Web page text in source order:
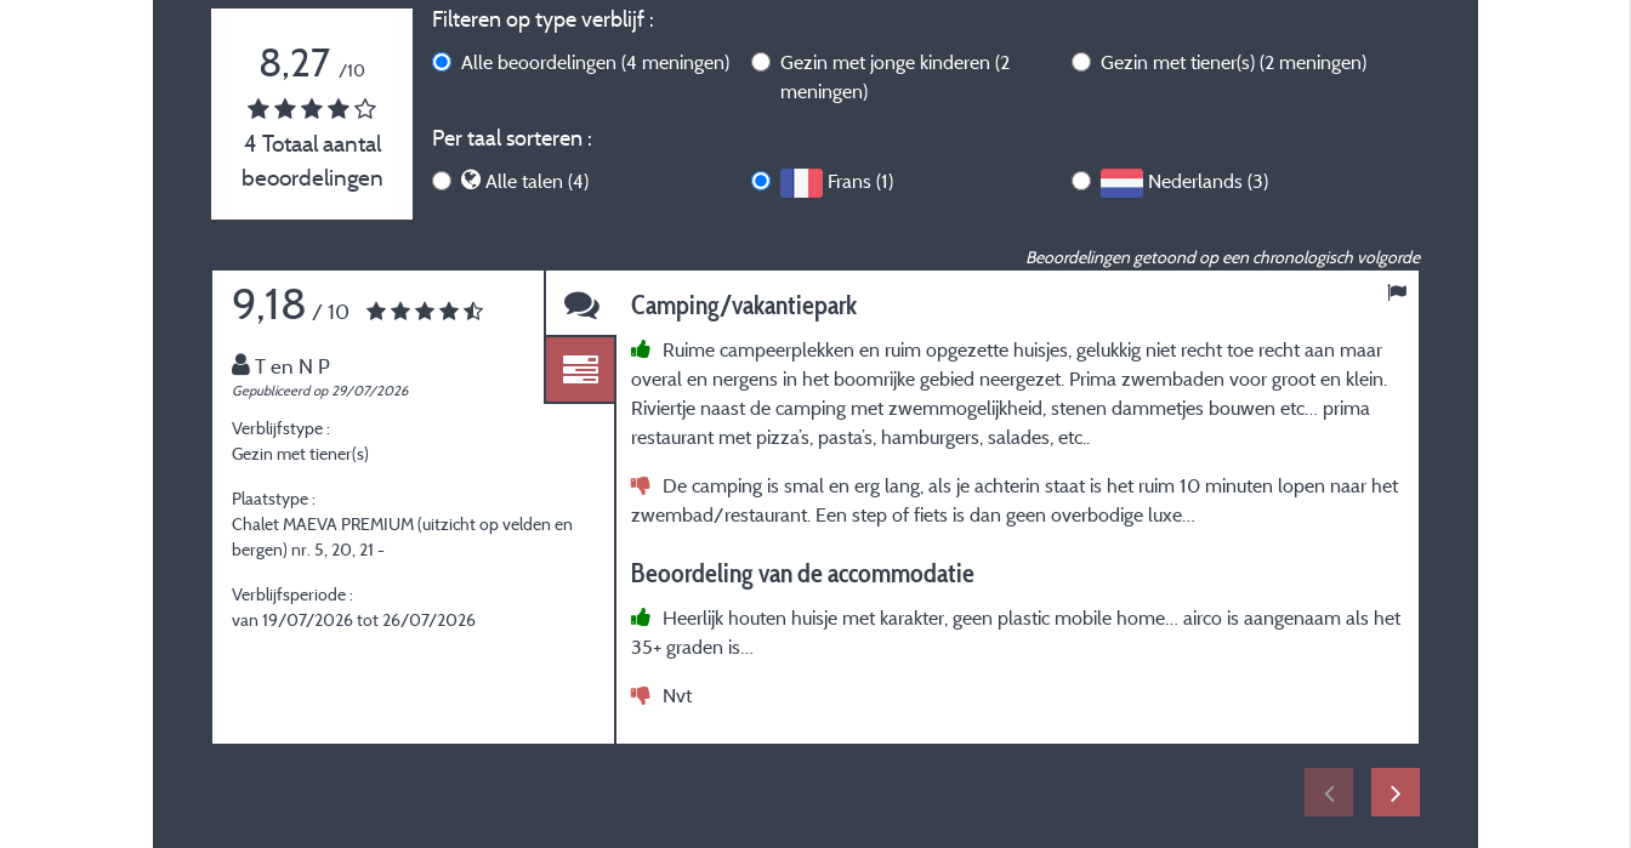
8,27 /10
4 Totaal aantal
beoordelingen
Filteren op type verblijf :
Alle beoordelingen (4 meningen) Gezin met jonge kinderen(2
meningen)
Gezin met tiener(s) (2 meningen)
Per taal sorteren :
Alle talen (4) Frans (1) Nederlands (3)
Beoordelingen getoond op een chronologisch volgorde
9,18 / 10
T en N P
Gepubliceerd op 29/07/2026
Verblijfstype :
Gezin met tiener(s)
Plaatstype :
Chalet MAEVA PREMIUM (uitzicht op velden en
bergen) nr. 5, 20, 21 -
Verblijfsperiode :
van 19/07/2026 tot 26/07/2026
Camping/vakantiepark
Ruime campeerplekken en ruim opgezette huisjes, gelukkig niet recht toe recht aan maar
overal en nergens in het boomrijke gebied neergezet. Prima zwembaden voor groot en klein.
Riviertje naast de camping met zwemmogelijkheid, stenen dammetjes bouwen etc… prima
restaurant met pizza’s, pasta’s, hamburgers, salades, etc..
De camping is smal en erg lang, als je achterin staat is het ruim 10 minuten lopen naar het
zwembad/restaurant. Een step of fiets is dan geen overbodige luxe…
Beoordeling van de accommodatie
Heerlijk houten huisje met karakter, geen plastic mobile home… airco is aangenaam als het
35+ graden is…
Nvt